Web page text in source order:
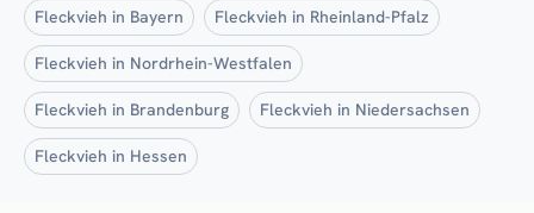
Fleckvieh in Bayern Fleckvieh in Rheinland-Pfalz
Fleckvieh in Nordrhein-Westfalen
Fleckvieh in Brandenburg Fleckvieh in Niedersachsen
Fleckvieh in Hessen